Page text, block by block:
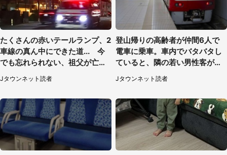
たくさんの赤いテールランプ、2
車線の真ん中にできた道... 今
でも忘れられない、祖父が亡く
なった夜に見た光景（30代女
性）
Jタウンネット読者
登山帰りの高齢者が仲間6人で
電車に乗車。車内でバタバタし
ていると、隣の若い男性客が
（神奈川県・70代女性）
Jタウンネット読者